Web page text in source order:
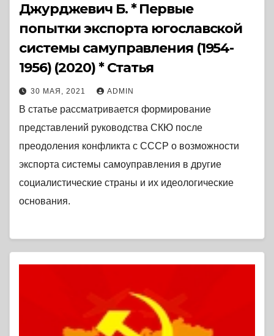
Джурджевич Б. * Первые
попытки экспорта югославской
системы самуправления (1954-
1956) (2020) * Статья
30 МАЯ, 2021 ADMIN
В статье рассматривается формирование
представлений руководства СКЮ после
преодоления конфликта с СССР о возможности
экспорта системы самоуправления в другие
социалистические страны и их идеологические
основания.